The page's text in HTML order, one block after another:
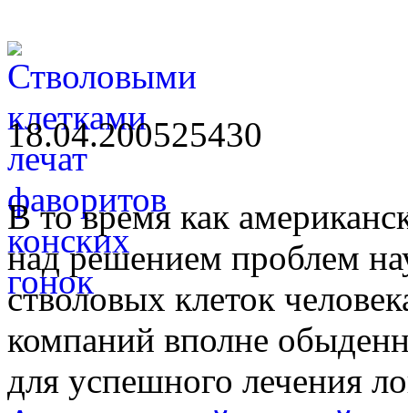
18.04.200525430
В то время как
над решением проблем
стволовых клеток
компаний вполне
для успешного лечения